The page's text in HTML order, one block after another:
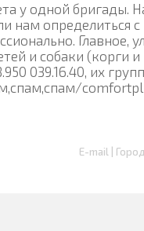
у одной бригады.
нам определиться
Главное,
и собаки (корги
039.16.40, их
E-mail |